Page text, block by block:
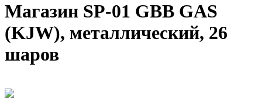
Магазин SP-01 GBB GAS
(KJW), металлический, 26
шаров